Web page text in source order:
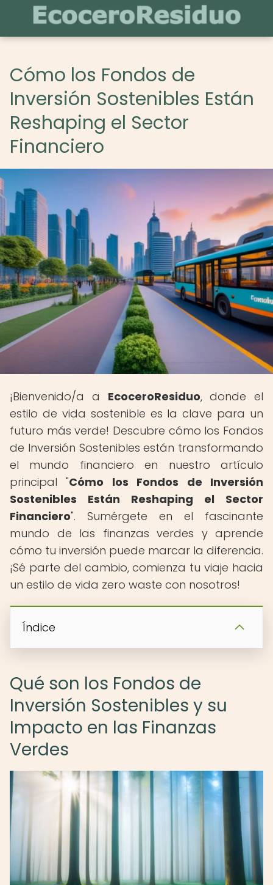
Cómo los Fondos de
Inversión Sostenibles Están
Reshaping el Sector
Financiero
¡Bienvenido/a a EcoceroResiduo, donde el
estilo de vida sostenible es la clave para un
futuro más verde! Descubre cómo los Fondos
de Inversión Sostenibles están transformando
el mundo financiero en nuestro artículo
principal "Cómo los Fondos de Inversión
Sostenibles Están Reshaping el Sector
Financiero". Sumérgete en el fascinante
mundo de las finanzas verdes y aprende
cómo tu inversión puede marcar la diferencia.
¡Sé parte del cambio, comienza tu viaje hacia
un estilo de vida zero waste con nosotros!
Índice
Qué son los Fondos de
Inversión Sostenibles y su
Impacto en las Finanzas
Verdes